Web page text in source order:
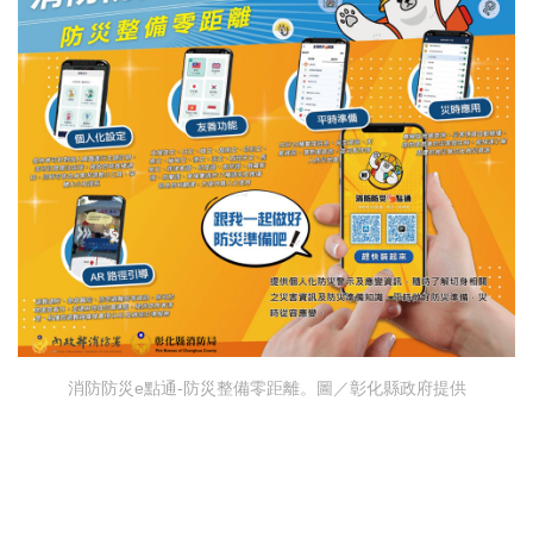
消防防災e點通-防災整備零距離。圖／彰化縣政府提供